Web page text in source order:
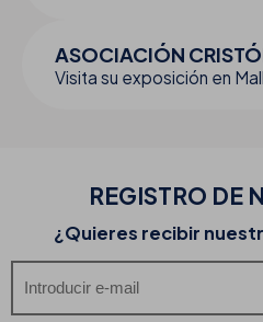
ASOCIACIÓN
Visita su exposición en
REGISTRO DE
¿Quieres recibir